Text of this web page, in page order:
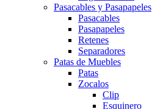
Pasacables y Pasapapeles
Pasacables
Pasapapeles
Retenes
Separadores
Patas de Muebles
Patas
Zocalos
Clip
Esquinero